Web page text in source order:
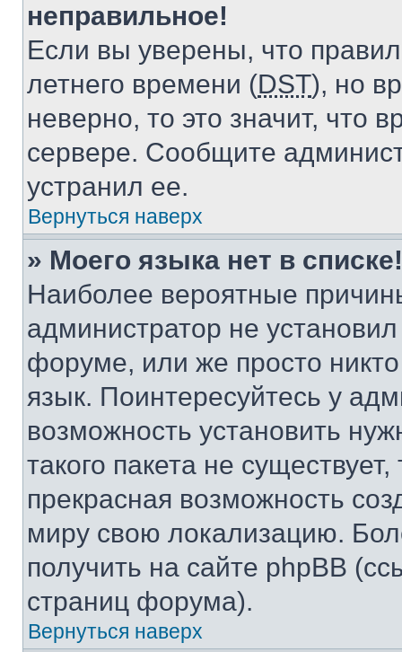
неправильное!
Если вы уверены, что
летнего времени (DST), но
неверно, то это значит, что
сервере. Сообщите
устранил ее.
Вернуться наверх
» Моего языка нет в списке!
Наиболее вероятные
администратор не
форуме, или же просто
язык. Поинтересуйтесь у
возможность установить
такого пакета не
прекрасная возможность
миру свою локализацию.
получить на сайте phpBB
страниц форума).
Вернуться наверх